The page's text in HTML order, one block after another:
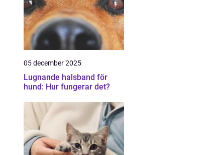
05 december 2025
Lugnande halsband för
hund: Hur fungerar det?